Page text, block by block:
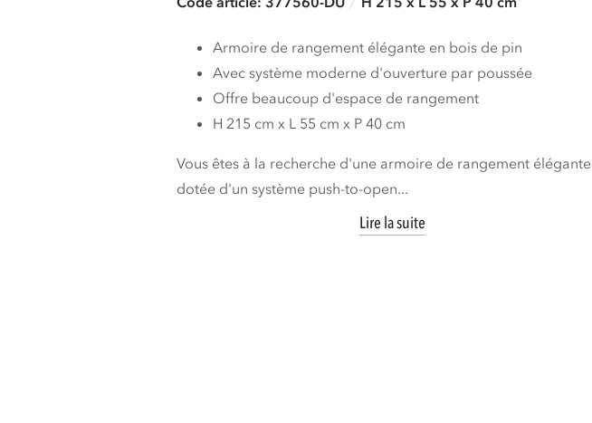
Armoire de rangement élégante en bois de pin
Avec système moderne d'ouverture par poussée
Offre beaucoup d'espace de rangement
H 215 cm x L 55 cm x P 40 cm
Vous êtes à la recherche d'une armoire de rangement élégante
dotée d'un système push-to-open...
Lire la suite